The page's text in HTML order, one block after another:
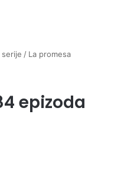
serije / La promesa
epizoda